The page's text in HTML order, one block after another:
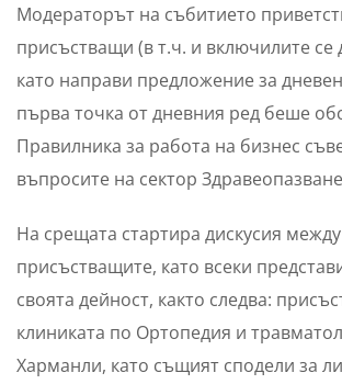
Модераторът на събитието
присъстващи (в т.ч. и включилите се
като направи предложение за
първа точка от дневния ред беше
Правилника за работа на бизнес
въпросите на сектор
На срещата стартира дискусия между
присъстващите, като всеки
своята дейност, както следва:
клиниката по Ортопедия и
Харманли, като същият сподели за